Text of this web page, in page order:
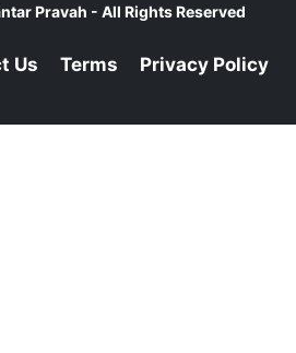
Pravah - All Rights Reserved
Us Terms Privacy Policy